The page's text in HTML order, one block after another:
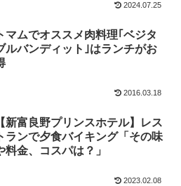
2024.07.25
トマムでオススメ肉料理｢ベジタ
ルバンディット｣はランチがお
2016.03.18
【新富良野プリンスホテル】レス
トランで夕食バイキング「その味
料金、コスパは？」
2023.02.08